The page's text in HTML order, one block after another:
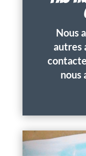
Nous
autres
nous